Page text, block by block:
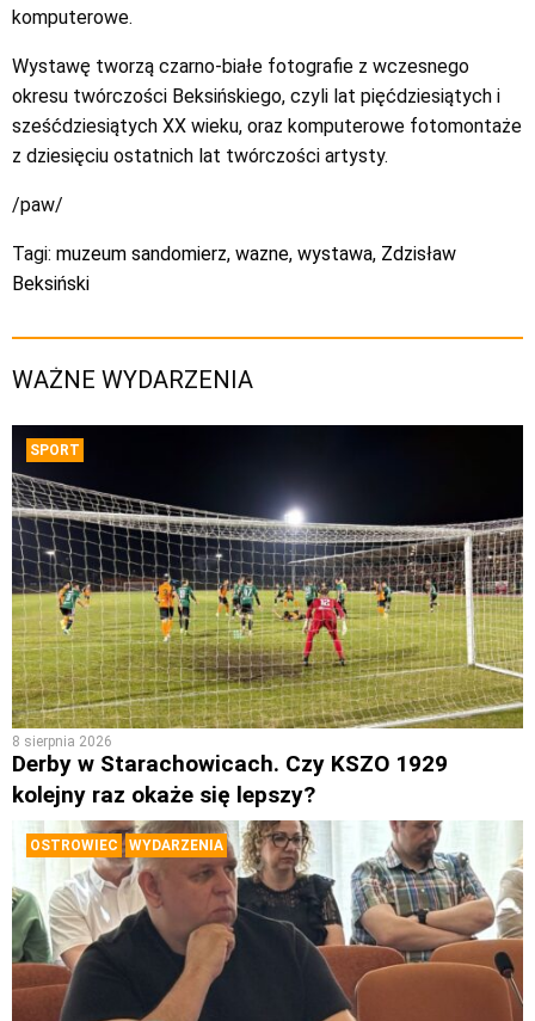
komputerowe.
Wystawę tworzą czarno-białe fotografie z wczesnego
okresu twórczości Beksińskiego, czyli lat pięćdziesiątych i
sześćdziesiątych XX wieku, oraz komputerowe fotomontaże
z dziesięciu ostatnich lat twórczości artysty.
/paw/
Tagi: muzeum sandomierz, wazne, wystawa, Zdzisław
Beksiński
WAŻNE WYDARZENIA
SPORT
8 sierpnia 2026
Derby w Starachowicach. Czy KSZO 1929
kolejny raz okaże się lepszy?
OSTROWIEC WYDARZENIA